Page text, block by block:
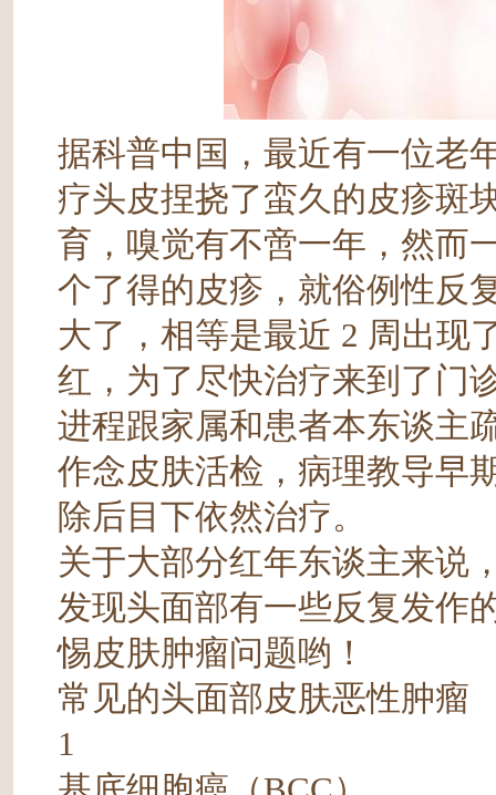
据科普中国，最近有一位老
疗头皮捏挠了蛮久的皮疹斑
育，嗅觉有不啻一年，然而
个了得的皮疹，就俗例性反
大了，相等是最近 2 周出现
红，为了尽快治疗来到了门
进程跟家属和患者本东谈主
作念皮肤活检，病理教导早
除后目下依然治疗。
关于大部分红年东谈主来说
发现头面部有一些反复发作
惕皮肤肿瘤问题哟！
常见的头面部皮肤恶性肿瘤
1